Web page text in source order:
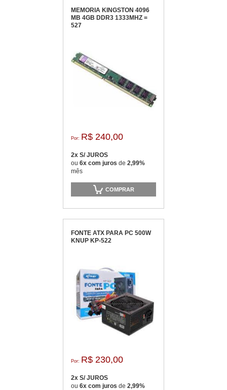
MEMORIA KINGSTON 4096
MB 4GB DDR3 1333MHZ =
527
Por: R$ 240,00
2x S/ JUROS
ou 6x com juros de 2,99%
mês
COMPRAR
FONTE ATX PARA PC 500W
KNUP KP-522
Por: R$ 230,00
2x S/ JUROS
ou 6x com juros de 2,99%